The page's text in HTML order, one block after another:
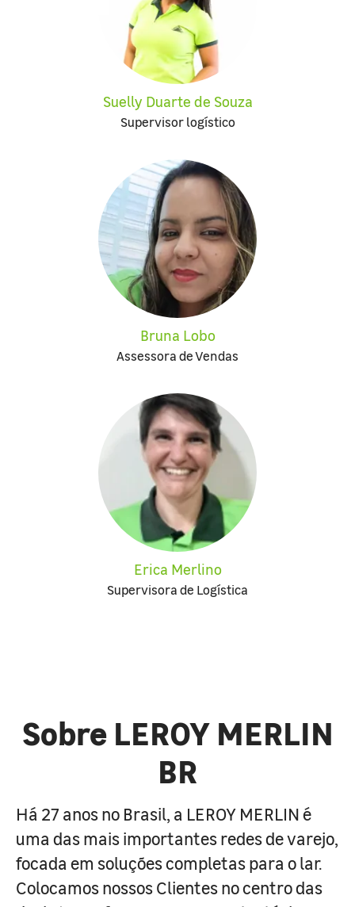
Suelly Duarte de Souza
Supervisor logístico
Bruna Lobo
Assessora de Vendas
Erica Merlino
Supervisora de Logística
Sobre LEROY MERLIN
BR
Há 27 anos no Brasil, a LEROY MERLIN é
uma das mais importantes redes de varejo,
focada em soluções completas para o lar.
Colocamos nossos Clientes no centro das